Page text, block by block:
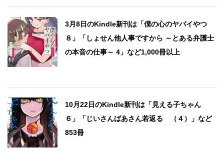
3月8日のKindle新刊は「僕の心のヤバイやつ
８」「しょせん他人事ですから ～とある弁護士
の本音の仕事～ 4」など1,000冊以上
10月22日のKindle新刊は「見える子ちゃん
６」「じいさんばあさん若返る （４）」など
853冊